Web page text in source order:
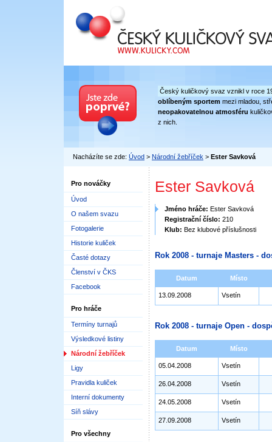
Český kuličkový svaz
Český kuličkový svaz vznikl v roce
oblíbeným sportem mezi mladou,
neopakovatelnou atmosféru
z nich.
Nacházíte se zde: Úvod > Národní žebříček > Ester Savková
Pro nováčky
Úvod
O našem svazu
Fotogalerie
Historie kuliček
Časté dotazy
Členství v ČKS
Facebook
Pro hráče
Termíny turnajů
Výsledkové listiny
Národní žebříček
Ligy
Pravidla kuliček
Interní dokumenty
Síň slávy
Pro všechny
Ester Savková
Jméno hráče: Ester Savková
Registrační číslo: 210
Klub: Bez klubové příslušnosti
Rok 2008 - turnaje Masters -
Datum Místo
13.09.2008 Vsetín
Rok 2008 - turnaje Open -
Datum Místo
05.04.2008 Vsetín
26.04.2008 Vsetín
24.05.2008 Vsetín
27.09.2008 Vsetín